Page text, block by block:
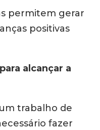
permitem gerar
positivas
alcançar a
trabalho de
fazer